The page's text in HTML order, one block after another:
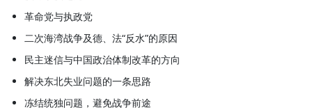
革命党与执政党
二次海湾战争及德、法“反水”的原因
民主迷信与中国政治体制改革的方向
解决东北失业问题的一条思路
冻结统独问题，避免战争前途